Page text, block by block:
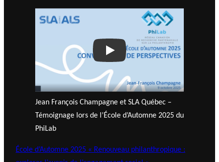
Play
Jean François Champagne et SLA Québec –
Témoignage lors de l’École d’Automne 2025 du
PhiLab
École d’Automne 2025 « Renouveau philanthropique :